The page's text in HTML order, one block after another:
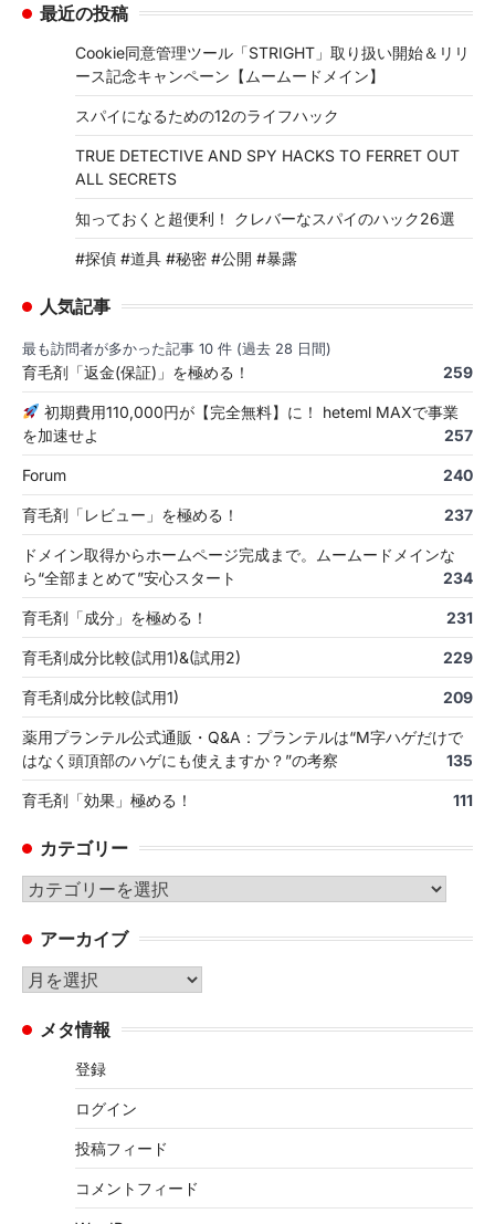
最近の投稿
Cookie同意管理ツール「STRIGHT」取り扱い開始＆リリ
ース記念キャンペーン【ムームードメイン】
スパイになるための12のライフハック
TRUE DETECTIVE AND SPY HACKS TO FERRET OUT
ALL SECRETS
知っておくと超便利！ クレバーなスパイのハック26選
#探偵 #道具 #秘密 #公開 #暴露
人気記事
最も訪問者が多かった記事 10 件 (過去 28 日間)
育毛剤「返金(保証)」を極める！ 259
初期費用110,000円が【完全無料】に！ heteml MAXで事業
を加速せよ
257
Forum 240
育毛剤「レビュー」を極める！ 237
ドメイン取得からホームページ完成まで。ムームードメインな
ら“全部まとめて”安心スタート
234
育毛剤「成分」を極める！ 231
育毛剤成分比較(試用1)&(試用2) 229
育毛剤成分比較(試用1) 209
薬用プランテル公式通販・Q&A：プランテルは“M字ハゲだけで
はなく頭頂部のハゲにも使えますか？”の考察
135
育毛剤「効果」極める！ 111
カテゴリー
カ
ゴ
リ
ー
アーカイブ
ア
カ メタ情報
登録
ログイン
投稿フィード
コメントフィード